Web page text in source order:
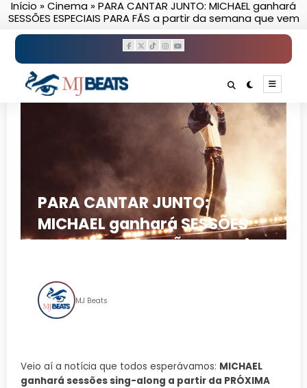
Pular
para
Início »Cinema »PARA CANTAR JUNTO: MICHAEL ganhará
SESSÕES ESPECIAIS PARA FÃS a partir da semana que vem
PARA CANTAR JUNTO:
MICHAEL ganhará SESSÕES
ESPECIAIS PARA FÃS a partir
MJ Beats
Veio aí a notícia que todos esperávamos: MICHAEL
ganhará sessões sing-along a partir da PRÓXIMA